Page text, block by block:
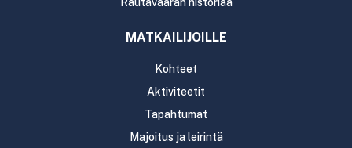
Rautavaaran historiaa
MATKAILIJOILLE
Kohteet
Aktiviteetit
Tapahtumat
Majoitus ja leirintä